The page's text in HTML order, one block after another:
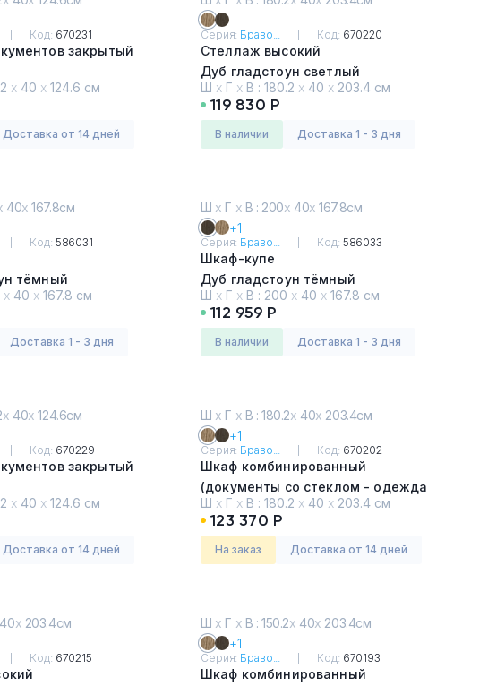
Код: 670231
закрытый
светлый
х 40 х 124.6 см
Доставка от 14 дней
Серия: Браво... Код: 670220
Стеллаж высокий
Дуб гладстоун светлый
Ш х Г х В : 180.2 х 40 х 203.4 см
119 830 Р
в наличии Доставка 1 - 3 дня
40х 167.8см
Код: 586031
тёмный
х 40 х 167.8 см
Доставка 1 - 3 дня
Ш х Г х В : 200х 40х 167.8см
+1
Серия: Браво... Код: 586033
Шкаф-купе
Дуб гладстоун тёмный
Ш х Г х В : 200 х 40 х 167.8 см
112 959 Р
в наличии Доставка 1 - 3 дня
х 40х 124.6см
Код: 670229
закрытый
светлый
х 40 х 124.6 см
Доставка от 14 дней
Ш х Г х В : 180.2х 40х 203.4см
+1
Серия: Браво... Код: 670202
Шкаф комбинированный
(документы со стеклом - одежда
с дополнением)
Дуб гладстоун светлый
Ш х Г х В : 180.2 х 40 х 203.4 см
123 370 Р
На заказ Доставка от 14 дней
40х 203.4см
Код: 670215
Ш х Г х В : 150.2х 40х 203.4см
+1
Серия: Браво... Код: 670193
Шкаф комбинированный